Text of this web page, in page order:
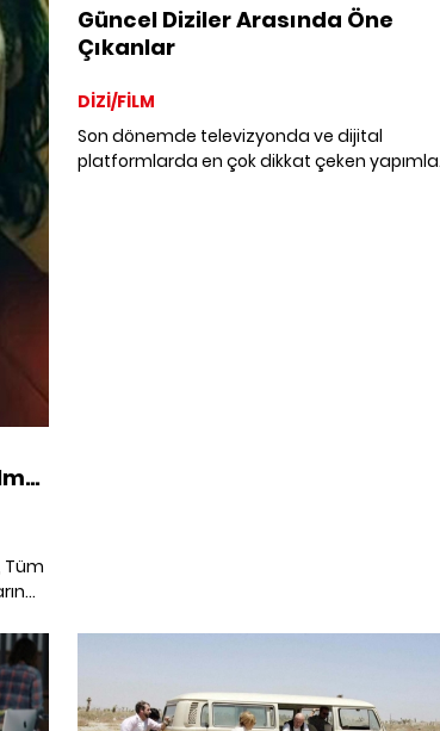
Tüm
Güncel Diziler Arasında Öne
Çıkanlar
DİZİ/FİLM
Son dönemde televizyonda ve dijital
platformlarda en çok dikkat çeken